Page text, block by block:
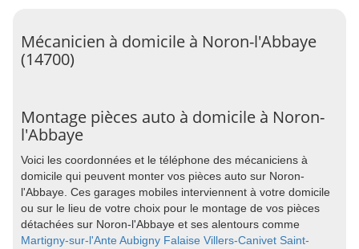
Mécanicien à domicile à Noron-l'Abbaye
(14700)
Montage pièces auto à domicile à Noron-
l'Abbaye
Voici les coordonnées et le téléphone des mécaniciens à
domicile qui peuvent monter vos pièces auto sur Noron-
l'Abbaye. Ces garages mobiles interviennent à votre domicile
ou sur le lieu de votre choix pour le montage de vos pièces
détachées sur Noron-l'Abbaye et ses alentours comme
Martigny-sur-l'Ante Aubigny Falaise Villers-Canivet Saint-